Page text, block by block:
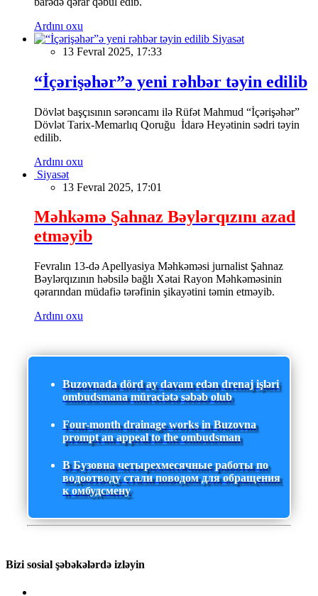
Ardını oxu
Siyasət
13 Fevral 2025, 17:33
“İçərişəhər”ə yeni rəhbər təyin edilib
Dövlət başçısının sərəncamı ilə Rüfət Mahmud “İçərişəhər”
Dövlət Tarix-Memarlıq Qoruğu İdarə Heyətinin sədri təyin
edilib.
Ardını oxu
Siyasət
13 Fevral 2025, 17:01
Məhkəmə Şahnaz Bəylərqızını azad
etməyib
Fevralın 13-də Apellyasiya Məhkəməsi jurnalist Şahnaz
Bəylərqızının həbsilə bağlı Xətai Rayon Məhkəməsinin
qərarından müdafiə tərəfinin şikayətini təmin etməyib.
Ardını oxu
Buzovnada dörd ay davam edən drenaj işləri
ombudsmana müraciətə səbəb olub
Four-month drainage works in Buzovna
prompt an appeal to the ombudsman
В Бузовна четырехмесячные работы по
водоотводу стали поводом для обращения
к омбудсмену
Bizi sosial şəbəkələrdə izləyin